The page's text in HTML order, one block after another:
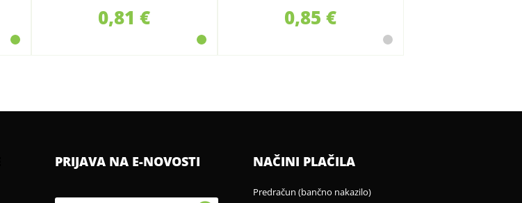
0,81 € 0,85 €
PRIJAVA NA E-NOVOSTI NAČINI PLAČILA
Predračun (bančno nakazilo)